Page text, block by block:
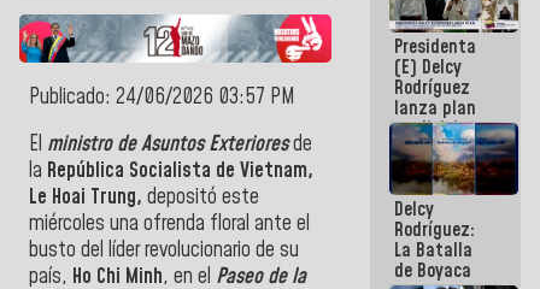
Publicado: 24/06/2026 03:57 PM
El ministro de Asuntos Exterioresde
la República Socialista de Vietnam,
Le Hoai Trung, depositó este
miércoles una ofrenda floral ante el
busto del líder revolucionario de su
país, Ho Chi Minh, en el Paseo de la
para
atención de
emergencia
sísmica en
la última
semana
Presidenta
(E) Delcy
Rodríguez
lanza plan
crediticio
con subsidio
a Juntas de
Condominio
Delcy
Rodríguez:
La Batalla
de Boyaca